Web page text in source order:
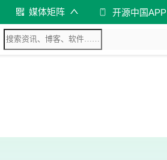
媒体矩阵 开源中国APP